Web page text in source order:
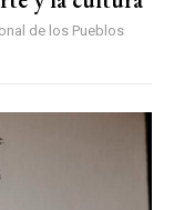
de los Pueblos